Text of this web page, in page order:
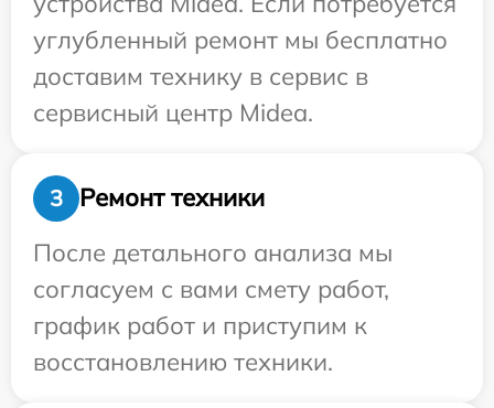
углубленный ремонт мы бесплатно
доставим технику в сервис в
сервисный центр Midea.
3
Ремонт техники
После детального анализа мы
согласуем с вами смету работ,
график работ и приступим к
восстановлению техники.